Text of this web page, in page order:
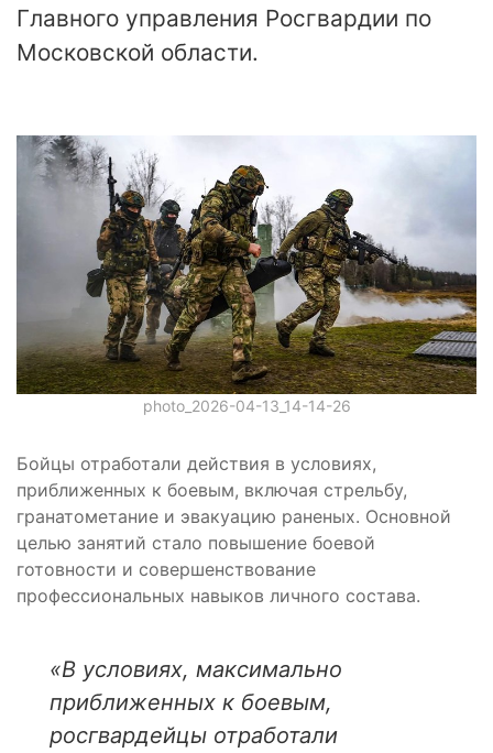
Главного управления Росгвардии по
Московской области.
photo_2026-04-13_14-14-26
Бойцы отработали действия в условиях,
приближенных к боевым, включая стрельбу,
гранатометание и эвакуацию раненых. Основной
целью занятий стало повышение боевой
готовности и совершенствование
профессиональных навыков личного состава.
«В условиях, максимально
приближенных к боевым,
росгвардейцы отработали